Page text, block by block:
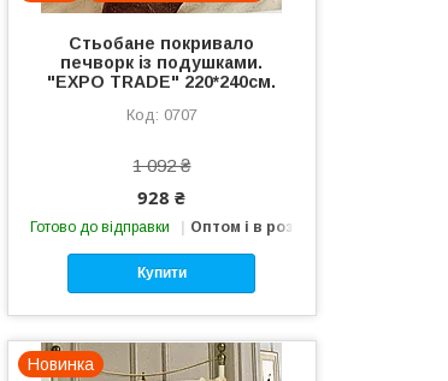
Стьобане покривало
печворк із подушками.
"EXPO TRADE" 220*240см.
0707
1 092 ₴
928 ₴
Готово до відправки Оптом і в роздріб
Купити
Новинка